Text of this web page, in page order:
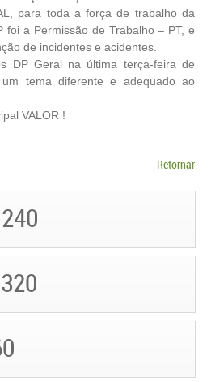
para toda a força de trabalho da
foi a Permissão de Trabalho – PT, e
de incidentes e acidentes.
DP Geral na última terça-feira de
tema diferente e adequado ao
VALOR !
Retornar
240
320